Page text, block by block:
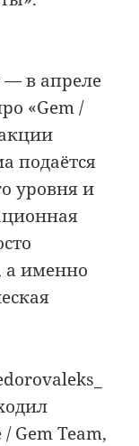
— в апреле
«Gem /
подаётся
уровня и
а именно
Gem Team,